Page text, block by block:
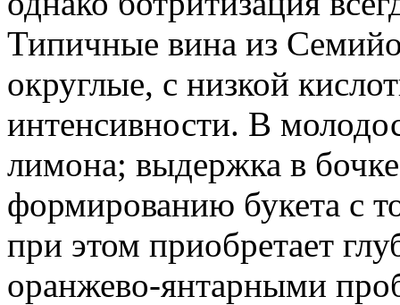
Типичные вина из
округлые, с низкой
интенсивности. В
лимона; выдержка в
формированию букета с
при этом приобретает
оранжево-янтарными